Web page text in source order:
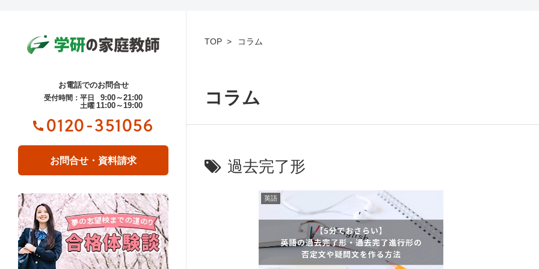
お電話でのお問合せ
受付時間：平日 9:00～21:00
土曜 11:00～19:00
0120-351056
お問合せ・資料請求
TOP コラム
コラム
過去完了形
英語